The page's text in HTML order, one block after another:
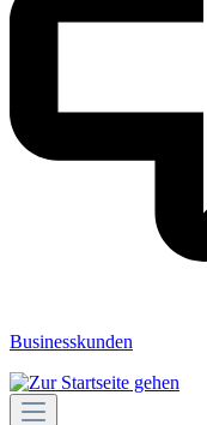
Businesskunden